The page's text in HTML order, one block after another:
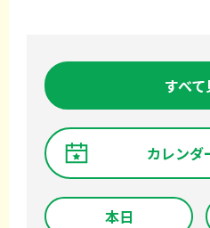
すべて
カレンダ
本日